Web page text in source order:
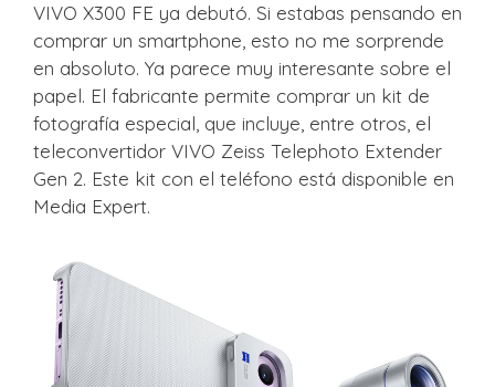
VIVO X300 FE ya debutó. Si estabas pensando en
comprar un smartphone, esto no me sorprende
en absoluto. Ya parece muy interesante sobre el
papel. El fabricante permite comprar un kit de
fotografía especial, que incluye, entre otros, el
teleconvertidor VIVO Zeiss Telephoto Extender
Gen 2. Este kit con el teléfono está disponible en
Media Expert.